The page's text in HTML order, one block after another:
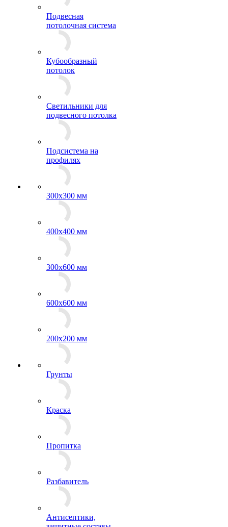
Подвесная
потолочная система
Кубообразный
потолок
Светильники для
подвесного потолка
Подсистема на
профилях
300x300 мм
400х400 мм
300x600 мм
600x600 мм
200х200 мм
Грунты
Краска
Пропитка
Разбавитель
Антисептики,